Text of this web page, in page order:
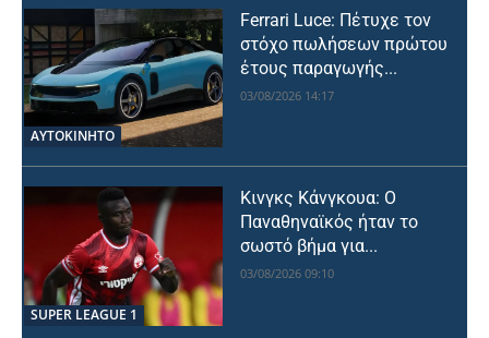
ΑΥΤΟΚΙΝΗΤΟ
Ferrari Luce: Πέτυχε τον
στόχο πωλήσεων πρώτου
έτους παραγωγής...
03/08/2026 14:17
SUPER LEAGUE 1
Κινγκς Κάνγκουα: Ο
Παναθηναϊκός ήταν το
σωστό βήμα για...
03/08/2026 09:10